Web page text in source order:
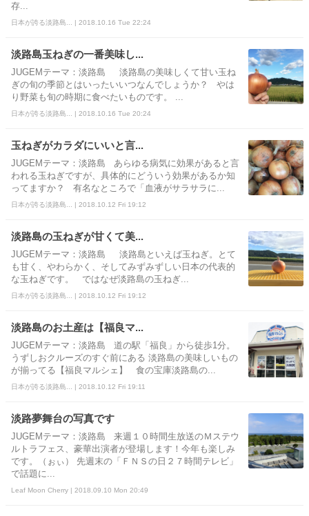
存...
日本が誇る淡路島... | 2018.10.16 Tue 22:24
淡路島玉ねぎの一番美味し...
JUGEMテーマ：淡路島 淡路島の美味しくて甘い玉ね
ぎの旬の季節とはいったいいつなんでしょうか？ やは
り野菜も旬の時期に食べたいものです。 ...
日本が誇る淡路島... | 2018.10.16 Tue 20:24
玉ねぎがカラダにいいと言...
JUGEMテーマ：淡路島 あらゆる病気に効果があると言
われる玉ねぎですが、具体的にどういう効果があるか知
ってますか？ 有名なところで「血液がサラサラに...
日本が誇る淡路島... | 2018.10.12 Fri 19:12
淡路島の玉ねぎが甘くて美...
JUGEMテーマ：淡路島 淡路島といえば玉ねぎ。とて
も甘く、やわらかく、そしてみずみずしい日本の代表的
な玉ねぎです。 ではなぜ淡路島の玉ねぎ...
日本が誇る淡路島... | 2018.10.12 Fri 19:12
淡路島のお土産は【福良マ...
JUGEMテーマ：淡路島 道の駅「福良」から徒歩1分。
うずしおクルーズのすぐ前にある 淡路島の美味しいもの
が揃ってる【福良マルシェ】 食の宝庫淡路島の...
日本が誇る淡路島... | 2018.10.12 Fri 19:11
淡路夢舞台の写真です
JUGEMテーマ：淡路島 来週１０時間生放送のＭステウ
ルトラフェス、豪華出演者が登場します！今年も楽しみ
です。（ぉぃ） 先週末の「ＦＮＳの日２７時間テレビ」
で話題に...
Leaf Moon Cherry | 2018.09.10 Mon 20:49